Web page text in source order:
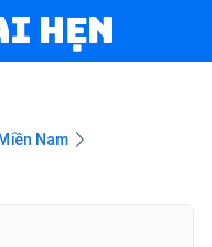
Hẹn
Nam